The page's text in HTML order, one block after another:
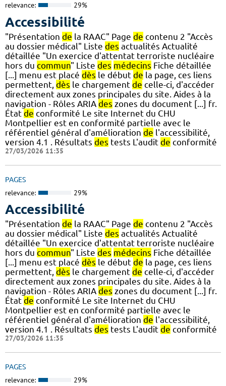
relevance: 29%
Accessibilité
"Présentation de la RAAC" Page de contenu 2 "Accès
au dossier médical" Liste des actualités Actualité
détaillée "Un exercice d'attentat terroriste nucléaire
hors du commun" Liste des médecins Fiche détaillée
[...] menu est placé dès le début de la page, ces liens
permettent, dès le chargement de celle-ci, d'accéder
directement aux zones principales du site. Aides à la
navigation - Rôles ARIA des zones du document [...] fr.
État de conformité Le site Internet du CHU
Montpellier est en conformité partielle avec le
référentiel général d'amélioration de l'accessibilité,
version 4.1 . Résultats des tests L'audit de conformité
27/03/2026 11:35
PAGES
relevance: 29%
Accessibilité
"Présentation de la RAAC" Page de contenu 2 "Accès
au dossier médical" Liste des actualités Actualité
détaillée "Un exercice d'attentat terroriste nucléaire
hors du commun" Liste des médecins Fiche détaillée
[...] menu est placé dès le début de la page, ces liens
permettent, dès le chargement de celle-ci, d'accéder
directement aux zones principales du site. Aides à la
navigation - Rôles ARIA des zones du document [...] fr.
État de conformité Le site Internet du CHU
Montpellier est en conformité partielle avec le
référentiel général d'amélioration de l'accessibilité,
version 4.1 . Résultats des tests L'audit de conformité
27/03/2026 11:35
PAGES
relevance: 29%